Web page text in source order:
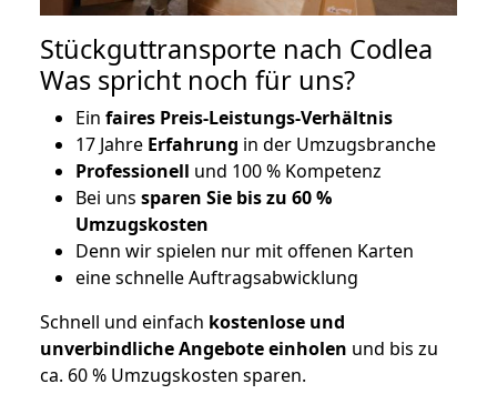
Stückguttransporte nach Codlea
Was spricht noch für uns?
Ein faires Preis-Leistungs-Verhältnis
17 Jahre Erfahrung in der Umzugsbranche
Professionell und 100 % Kompetenz
Bei uns sparen Sie bis zu 60 %
Umzugskosten
Denn wir spielen nur mit offenen Karten
eine schnelle Auftragsabwicklung
Schnell und einfach kostenlose und
unverbindliche Angebote einholen und bis zu
ca. 60 % Umzugskosten sparen.